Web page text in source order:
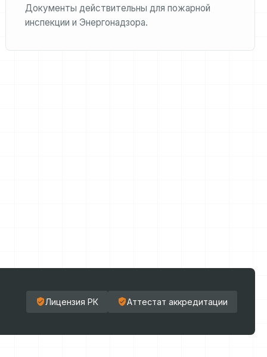
Документы действительны для пожарной
инспекции и Энергонадзора.
Лицензия РК Аттестат аккредитации